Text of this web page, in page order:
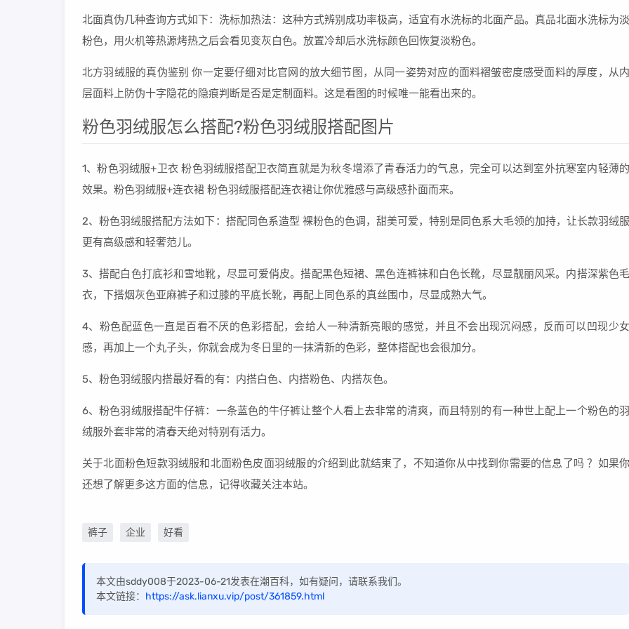
北面真伪几种查询方式如下：洗标加热法：这种方式辨别成功率极高，适宜有水洗标的北面产品。真品北面水洗标为淡
粉色，用火机等热源烤热之后会看见变灰白色。放置冷却后水洗标颜色回恢复淡粉色。
北方羽绒服的真伪鉴别 你一定要仔细对比官网的放大细节图，从同一姿势对应的面料褶皱密度感受面料的厚度，从内
层面料上防伪十字隐花的隐痕判断是否是定制面料。这是看图的时候唯一能看出来的。
粉色羽绒服怎么搭配?粉色羽绒服搭配图片
1、粉色羽绒服+卫衣 粉色羽绒服搭配卫衣简直就是为秋冬增添了青春活力的气息，完全可以达到室外抗寒室内轻薄的
效果。粉色羽绒服+连衣裙 粉色羽绒服搭配连衣裙让你优雅感与高级感扑面而来。
2、粉色羽绒服搭配方法如下：搭配同色系造型 裸粉色的色调，甜美可爱，特别是同色系大毛领的加持，让长款羽绒服
更有高级感和轻奢范儿。
3、搭配白色打底衫和雪地靴，尽显可爱俏皮。搭配黑色短裙、黑色连裤袜和白色长靴，尽显靓丽风采。内搭深紫色毛
衣，下搭烟灰色亚麻裤子和过膝的平底长靴，再配上同色系的真丝围巾，尽显成熟大气。
4、粉色配蓝色一直是百看不厌的色彩搭配，会给人一种清新亮眼的感觉，并且不会出现沉闷感，反而可以凹现少女
感，再加上一个丸子头，你就会成为冬日里的一抹清新的色彩，整体搭配也会很加分。
5、粉色羽绒服内搭最好看的有：内搭白色、内搭粉色、内搭灰色。
6、粉色羽绒服搭配牛仔裤：一条蓝色的牛仔裤让整个人看上去非常的清爽，而且特别的有一种世上配上一个粉色的羽
绒服外套非常的清春天绝对特别有活力。
关于北面粉色短款羽绒服和北面粉色皮面羽绒服的介绍到此就结束了，不知道你从中找到你需要的信息了吗 ？如果你
还想了解更多这方面的信息，记得收藏关注本站。
裤子 企业 好看
本文由sddy008于2023-06-21发表在潮百科，如有疑问，请联系我们。
本文链接： https://ask.lianxu.vip/post/361859.html